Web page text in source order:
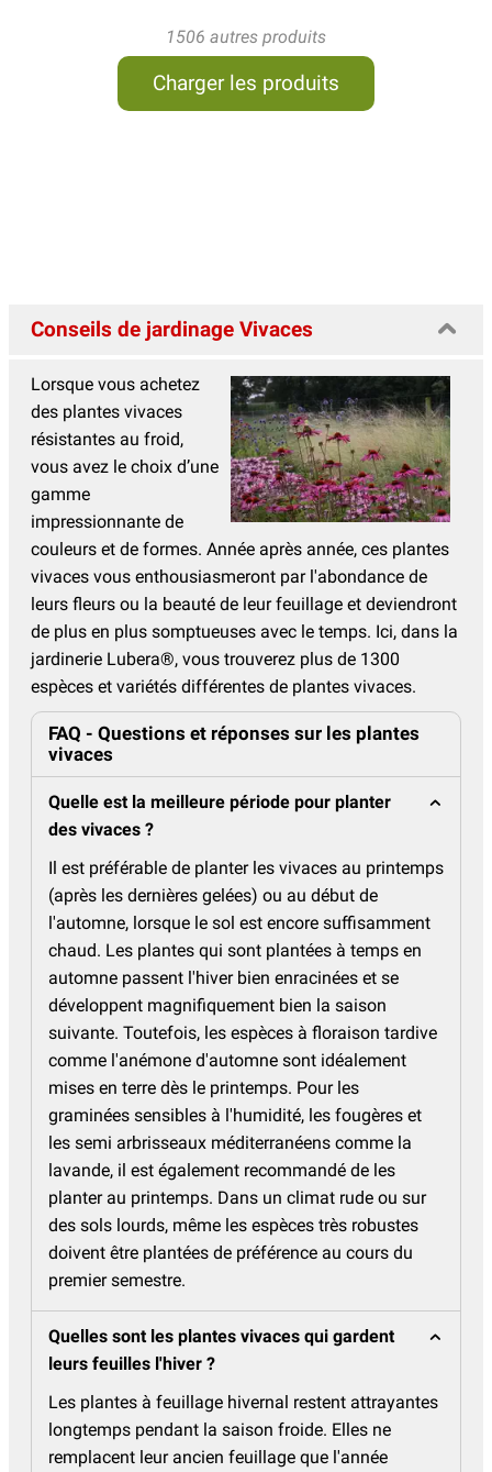
1506 autres produits
Charger les produits
Conseils de jardinage Vivaces
Lorsque vous achetez
des plantes vivaces
résistantes au froid,
vous avez le choix d’une
gamme
impressionnante de
couleurs et de formes. Année après année, ces plantes
vivaces vous enthousiasmeront par l'abondance de
leurs fleurs ou la beauté de leur feuillage et deviendront
de plus en plus somptueuses avec le temps. Ici, dans la
jardinerie Lubera®, vous trouverez plus de 1300
espèces et variétés différentes de plantes vivaces.
FAQ - Questions et réponses sur les plantes
vivaces
Quelle est la meilleure période pour planter
des vivaces ?
Il est préférable de planter les vivaces au printemps
(après les dernières gelées) ou au début de
l'automne, lorsque le sol est encore suffisamment
chaud. Les plantes qui sont plantées à temps en
automne passent l'hiver bien enracinées et se
développent magnifiquement bien la saison
suivante. Toutefois, les espèces à floraison tardive
comme l'anémone d'automne sont idéalement
mises en terre dès le printemps. Pour les
graminées sensibles à l'humidité, les fougères et
les semi arbrisseaux méditerranéens comme la
lavande, il est également recommandé de les
planter au printemps. Dans un climat rude ou sur
des sols lourds, même les espèces très robustes
doivent être plantées de préférence au cours du
premier semestre.
Quelles sont les plantes vivaces qui gardent
leurs feuilles l'hiver ?
Les plantes à feuillage hivernal restent attrayantes
longtemps pendant la saison froide. Elles ne
remplacent leur ancien feuillage que l'année